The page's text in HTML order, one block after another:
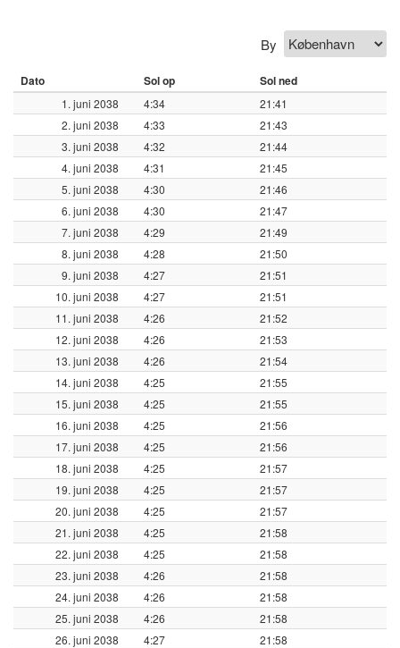
By
Dato Sol op Sol ned
1. juni 2038 4:34
21:41
2. juni 2038
4:33
21:43
3. juni 2038
4:32
21:44
4. juni 2038
4:31
21:45
5. juni 2038
4:30
21:46
6. juni 2038
4:30
21:47
7. juni 2038
4:29
21:49
8. juni 2038
4:28
21:50
9. juni 2038
4:27
21:51
10. juni 2038
4:27
21:51
11. juni 2038
4:26
21:52
12. juni 2038
4:26
21:53
13. juni 2038
4:26
21:54
14. juni 2038
4:25
21:55
15. juni 2038
4:25
21:55
16. juni 2038
4:25
21:56
17. juni 2038
4:25
21:56
18. juni 2038
4:25
21:57
19. juni 2038
4:25
21:57
20. juni 2038
4:25
21:57
21. juni 2038
4:25
21:58
22. juni 2038
4:25
21:58
23. juni 2038
4:26
21:58
24. juni 2038
4:26
21:58
25. juni 2038
4:26
21:58
26. juni 2038
4:27
21:58